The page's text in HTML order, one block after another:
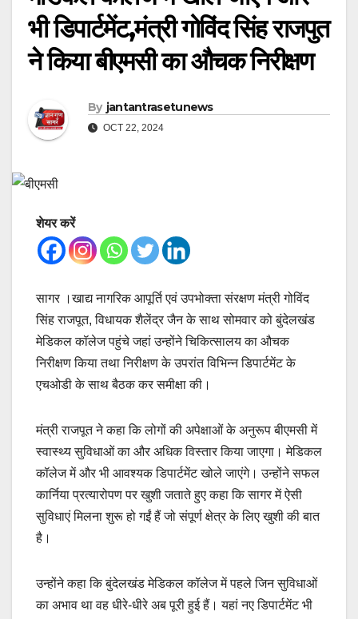
भी डिपार्टमेंट,मंत्री गोविंद सिंह राजपुत
ने किया बीएमसी का औचक निरीक्षण
By jantantrasetunews
OCT 22, 2024
शेयर करें
सागर ।खाद्य नागरिक आपूर्ति एवं उपभोक्ता संरक्षण मंत्री गोविंद
सिंह राजपूत, विधायक शैलेंद्र जैन के साथ सोमवार को बुंदेलखंड
मेडिकल कॉलेज पहुंचे जहां उन्होंने चिकित्सालय का औचक
निरीक्षण किया तथा निरीक्षण के उपरांत विभिन्न डिपार्टमेंट के
एचओडी के साथ बैठक कर समीक्षा की।
मंत्री राजपूत ने कहा कि लोगों की अपेक्षाओं के अनुरूप बीएमसी में
स्वास्थ्य सुविधाओं का और अधिक विस्तार किया जाएगा। मेडिकल
कॉलेज में और भी आवश्यक डिपार्टमेंट खोले जाएंगे। उन्होंने सफल
कार्निया प्रत्यारोपण पर खुशी जताते हुए कहा कि सागर में ऐसी
सुविधाएं मिलना शुरू हो गईं हैं जो संपूर्ण क्षेत्र के लिए खुशी की बात
है।
उन्होंने कहा कि बुंदेलखंड मेडिकल कॉलेज में पहले जिन सुविधाओं
का अभाव था वह धीरे-धीरे अब पूरी हुई हैं। यहां नए डिपार्टमेंट भी